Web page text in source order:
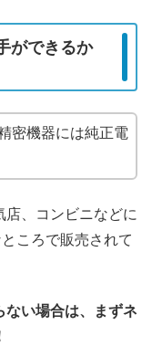
ができるか
密機器には純正電
店、コンビニなどに
ころで販売されて
ない場合は、まずネ